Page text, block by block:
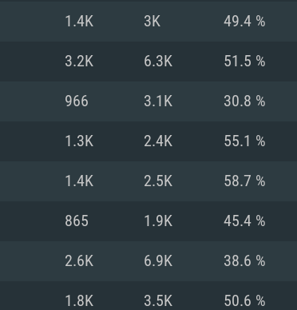
mais recente
1.4K 3K 49.4 %
3.2K 6.3K 51.5 %
966 3.1K 30.8 %
1.3K 2.4K 55.1 %
1.4K 2.5K 58.7 %
865 1.9K 45.4 %
2.6K 6.9K 38.6 %
1.8K 3.5K 50.6 %